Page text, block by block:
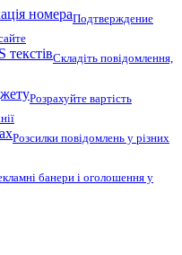
номераПодтверждение
текстівСкладіть повідомлення,
Розрахуйте вартість
Розсилки повідомлень у різних
банери і оголошення у